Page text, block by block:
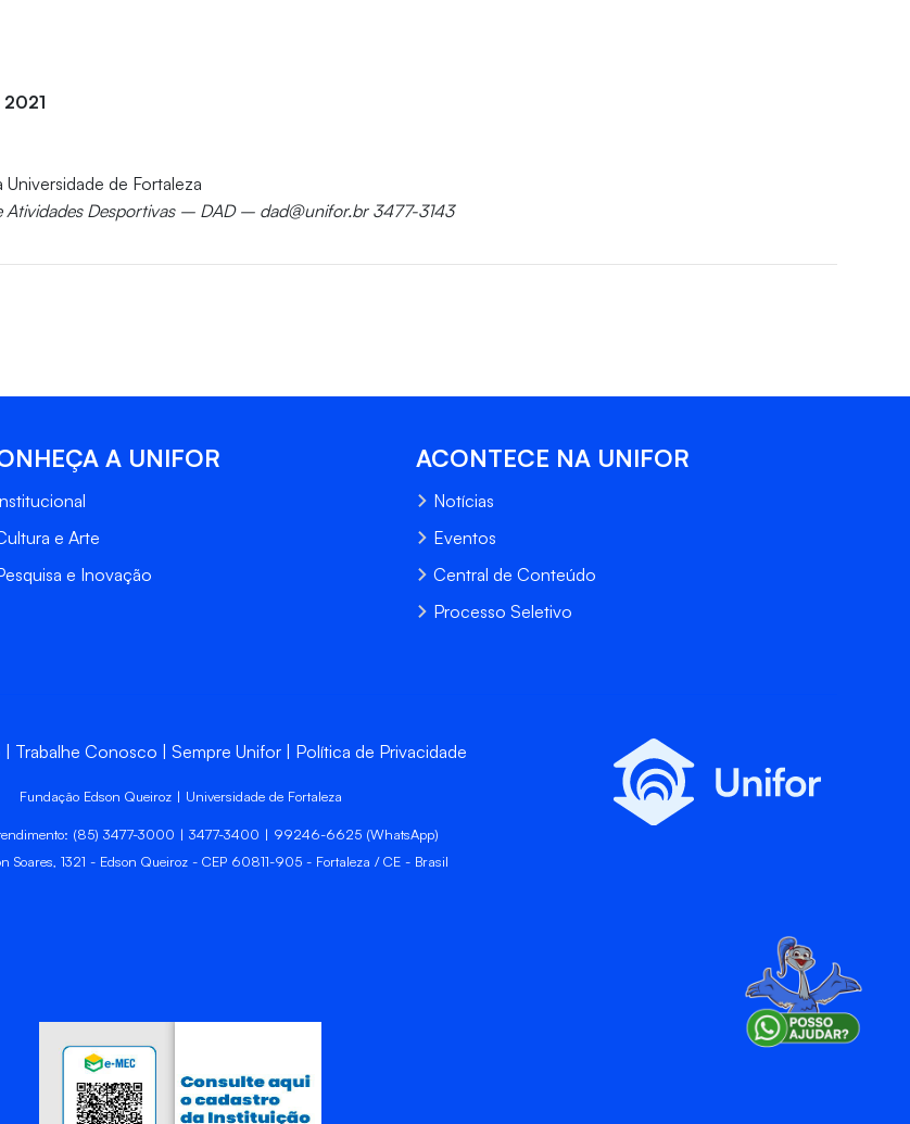
de Fortaleza
Atividades Desportivas – DAD – dad@unifor.br 3477-3143
A UNIFOR
e Arte
e Inovação
ACONTECE NA UNIFOR
Notícias
Eventos
Central de Conteúdo
Processo Seletivo
Trabalhe Conosco Sempre Unifor Política de Privacidade
Fundação Edson Queiroz | Universidade de Fortaleza
(85) 3477-3000 | 3477-3400 | 99246-6625 (WhatsApp)
Soares, 1321 - Edson Queiroz - CEP 60811-905 - Fortaleza / CE - Brasil